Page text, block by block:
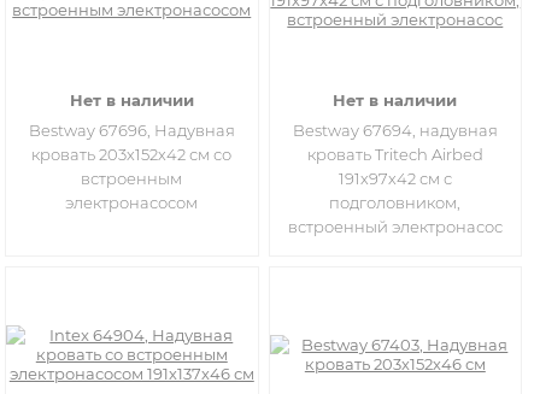
Нет в наличии
Bestway 67696, Надувная
кровать 203х152х42 см со
встроенным
электронасосом
Нет в наличии
Bestway 67694, надувная
кровать Tritech Airbed
191х97х42 см с
подголовником,
встроенный электронасос